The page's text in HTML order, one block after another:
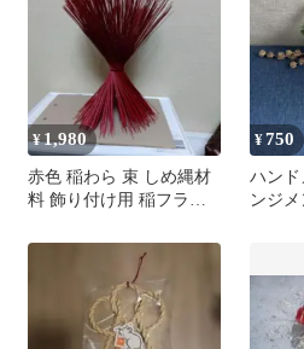
¥1,980
赤色 稲わら 束 しめ縄材
料 飾り付け用 稲フラワ
¥750
ハン
ンジ